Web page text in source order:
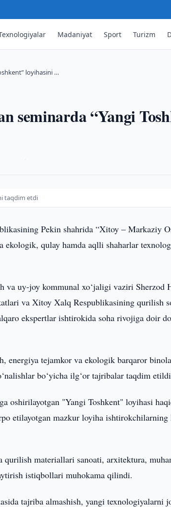
Madaniyat Sport Turizm
loyihasini …
seminarda “Yangi
taqdim etdi
Pekin shahrida “Xitoy – Markaziy
qulay hamda aqlli shaharlar
va uy-joy kommunal xo‘jaligi vaziri Sherzod
va Xitoy Xalq Respublikasining qurilish
ekspertlar ishtirokida soha rivojiga doir
energiya tejamkor va ekologik barqaror
bo‘yicha ilg‘or tajribalar taqdim
oshirilayotgan "Yangi Toshkent" loyihasi
etilayotgan mazkur loyiha ishtirokchilarning
materiallari sanoati, arxitektura,
istiqbollari muhokama qilindi.
tajriba almashish, yangi texnologiyalarni